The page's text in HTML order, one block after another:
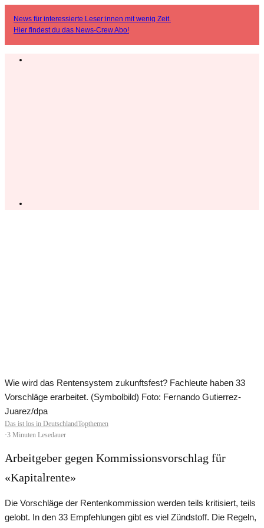
News für interessierte Leser:innen mit wenig Zeit.
Hier findest du das News-Crew Abo!
Wie wird das Rentensystem zukunftsfest? Fachleute haben 33
Vorschläge erarbeitet. (Symbolbild) Foto: Fernando Gutierrez-
Juarez/dpa
Das ist los in DeutschlandTopthemen
·3 Minuten Lesedauer
Arbeitgeber gegen Kommissionsvorschlag für
«Kapitalrente»
Die Vorschläge der Rentenkommission werden teils kritisiert, teils
gelobt. In den 33 Empfehlungen gibt es viel Zündstoff. Die Regeln,